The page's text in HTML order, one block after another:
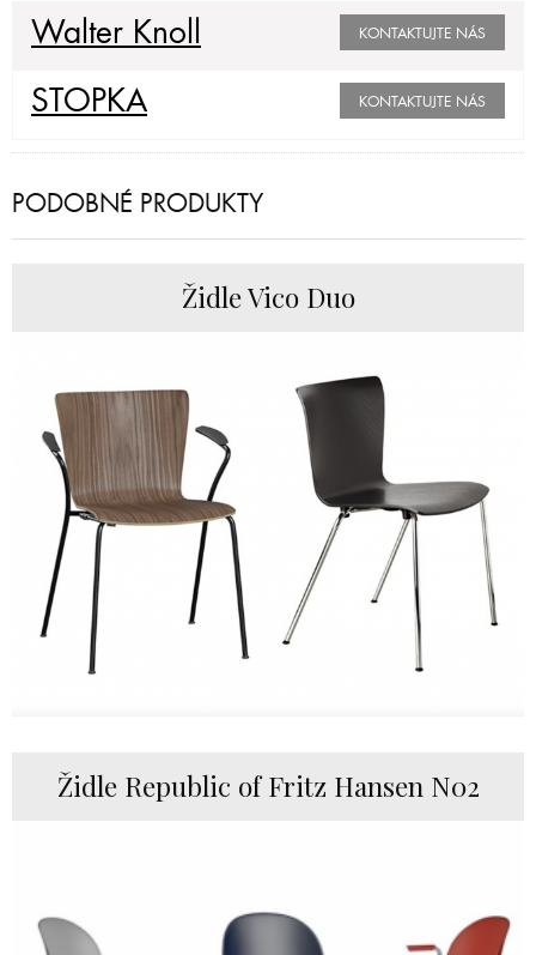
Walter Knoll KONTAKTUJTE NÁS
STOPKA KONTAKTUJTE NÁS
PODOBNÉ PRODUKTY
Židle Vico Duo
Židle Republic of Fritz Hansen N02